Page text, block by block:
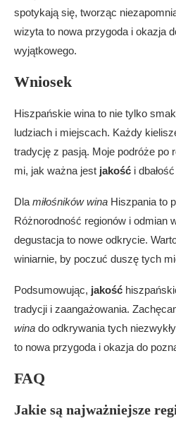
spotykają się, tworząc
wizyta to nowa przygoda i okazja
wyjątkowego.
Wniosek
Hiszpańskie wina to nie tylko
ludziach i miejscach. Każdy
tradycję z pasją. Moje podróże po
mi, jak ważna jest jakość i
Dla miłośników wina Hiszpania to
Różnorodność regionów i odmian
degustacja to nowe odkrycie.
winiarnie, by poczuć duszę tych
Podsumowując, jakość
tradycji i zaangażowania.
wina do odkrywania tych
to nowa przygoda i okazja do
FAQ
Jakie są najważniejsze